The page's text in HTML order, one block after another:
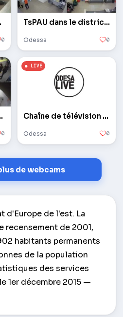
0
TsPAU dans le district de Kievsky
Odessa 0
0
Chaîne de télévision en direct d'Odessa
Odessa 0
de webcams
d'Europe de l'est. La
recensement de 2001,
habitants permanents
de la population
des services
1er décembre 2015 —